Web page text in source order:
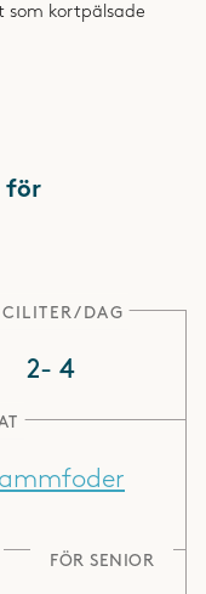
som kortpälsade
för
DAG
2- 4
FÖR SENIOR